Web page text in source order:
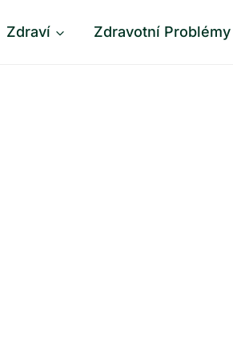
Zdraví Zdravotní Problémy